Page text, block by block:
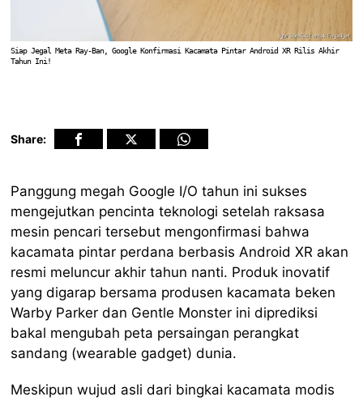
Siap Jegal Meta Ray-Ban, Google Konfirmasi Kacamata Pintar Android XR Rilis Akhir
Tahun Ini!
Share:
Panggung megah Google I/O tahun ini sukses
mengejutkan pencinta teknologi setelah raksasa
mesin pencari tersebut mengonfirmasi bahwa
kacamata pintar perdana berbasis Android XR akan
resmi meluncur akhir tahun nanti. Produk inovatif
yang digarap bersama produsen kacamata beken
Warby Parker dan Gentle Monster ini diprediksi
bakal mengubah peta persaingan perangkat
sandang (wearable gadget) dunia.
Meskipun wujud asli dari bingkai kacamata modis